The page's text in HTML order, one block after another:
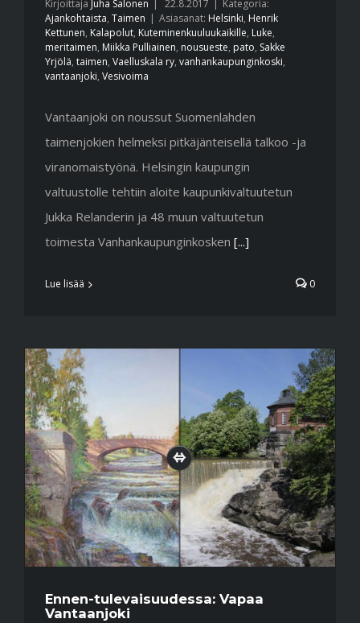
Kirjoittaja Juha Salonen 22.8.2017
Kategoria:
Ajankohtaista, Taimen | Asiasanat: Helsinki, Henrik
Kettunen, Kalapolut, Kuteminenkuuluukaikille, Luke,
meritaimen, Miikka Pulliainen, nousueste, pato, Sakke
Yrjölä, taimen, Vaelluskala ry, vanhankaupunginkoski,
vantaanjoki, Vesivoima
Vantaanjoki on noussut Suomenlahden
taimenjokien helmeksi pitkäjänteisellä talkoo -ja
viranomaistyönä. Helsingin kaupungin
valtuustolle tehtiin aloite kaupunkivaltuutetun
Jukka Relanderin ja 48 muun valtuutetun
toimesta Vanhankaupunginkosken [...]
Lue lisää 0
Ennen-tulevaisuudessa: Vapaa
Vantaanjoki